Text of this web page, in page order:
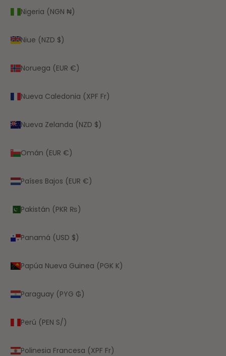
Nigeria (NGN ₦)
Niue (NZD $)
Noruega (EUR €)
Nueva Caledonia (XPF Fr)
Nueva Zelanda (NZD $)
Omán (EUR €)
Países Bajos (EUR €)
Pakistán (PKR ₨)
Panamá (USD $)
Papúa Nueva Guinea (PGK K)
Paraguay (PYG ₲)
Perú (PEN S/)
Polinesia Francesa (XPF Fr)